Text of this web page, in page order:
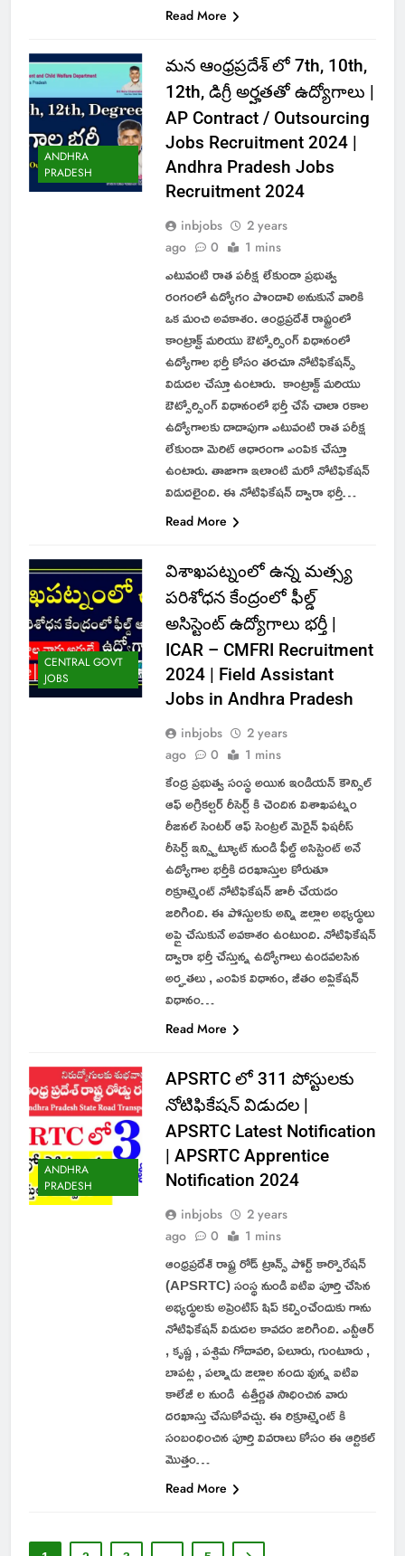
Read More
ANDHRA
PRADESH
మన ఆంధ్రప్రదేశ్ లో 7th, 10th,
12th, డిగ్రీ అర్హతతో ఉద్యోగాలు |
AP Contract / Outsourcing
Jobs Recruitment 2024 |
Andhra Pradesh Jobs
Recruitment 2024
inbjobs
2 years
ago
0 1 mins
ఎటువంటి రాత పరీక్ష లేకుండా ప్రభుత్వ
రంగంలో ఉద్యోగం పొందాలి అనుకునే వారికి
ఒక మంచి అవకాశం. ఆంధ్రప్రదేశ్ రాష్ట్రంలో
కాంట్రాక్ట్ మరియు ఔట్సోర్సింగ్ విధానంలో
ఉద్యోగాల భర్తీ కోసం తరచూ నోటిఫికేషన్స్
విడుదల చేస్తూ ఉంటారు. కాంట్రాక్ట్ మరియు
ఔట్సోర్సింగ్ విధానంలో భర్తీ చేసే చాలా రకాల
ఉద్యోగాలకు దాదాపుగా ఎటువంటి రాత పరీక్ష
లేకుండా మెరిట్ ఆధారంగా ఎంపిక చేస్తూ
ఉంటారు. తాజాగా ఇలాంటి మరో నోటిఫికేషన్
విడుదలైంది. ఈ నోటిఫికేషన్ ద్వారా భర్తీ…
Read More
CENTRAL GOVT
JOBS
విశాఖపట్నంలో ఉన్న మత్స్య
పరిశోధన కేంద్రంలో ఫీల్డ్
అసిస్టెంట్ ఉద్యోగాలు భర్తీ |
ICAR – CMFRI Recruitment
2024 | Field Assistant
Jobs in Andhra Pradesh
inbjobs
2 years
ago
0 1 mins
కేంద్ర ప్రభుత్వ సంస్థ అయిన ఇండియన్ కౌన్సిల్
ఆఫ్ అగ్రికల్చర్ రీసెర్చ్ కి చెందిన విశాఖపట్నం
రీజనల్ సెంటర్ ఆఫ్ సెంట్రల్ మెరైన్ ఫిషరీస్
రీసెర్చ్ ఇన్స్టిట్యూట్ నుండి ఫీల్డ్ అసిస్టెంట్ అనే
ఉద్యోగాల భర్తీకి దరఖాస్తుల కోరుతూ
రిక్రూట్మెంట్ నోటిఫికేషన్ జారీ చేయడం
జరిగింది. ఈ పోస్టులకు అన్ని జిల్లాల అభ్యర్థులు
అప్లై చేసుకునే అవకాశం ఉంటుంది. నోటిఫికేషన్
ద్వారా భర్తీ చేస్తున్న ఉద్యోగాలు ఉండవలసిన
అర్హతలు , ఎంపిక విధానం, జీతం అప్లికేషన్
విధానం…
Read More
ANDHRA
PRADESH
APSRTC లో 311 పోస్టులకు
నోటిఫికేషన్ విడుదల |
APSRTC Latest Notification
| APSRTC Apprentice
Notification 2024
inbjobs
2 years
ago
0 1 mins
ఆంధ్రప్రదేశ్ రాష్ట్ర రోడ్ ట్రాన్స్ పోర్ట్ కార్పొరేషన్
(APSRTC) సంస్థ నుండి ఐటిఐ పూర్తి చేసిన
అభ్యర్థులకు అప్రెంటిస్ షిప్ కల్పించేందుకు గాను
నోటిఫికేషన్ విడుదల కావడం జరిగింది. ఎన్టీఆర్
, కృష్ణ , పశ్చిమ గోదావరి, ఏలూరు, గుంటూరు ,
బాపట్ల , పల్నాడు జిల్లాల నందు వున్న ఐటిఐ
కాలేజీ ల నుండి ఉత్తీర్ణత సాధించిన వారు
దరఖాస్తు చేసుకోవచ్చు. ఈ రిక్రూట్మెంట్ కి
సంబంధించిన పూర్తి వివరాలు కోసం ఈ ఆర్టికల్
మొత్తం…
Read More